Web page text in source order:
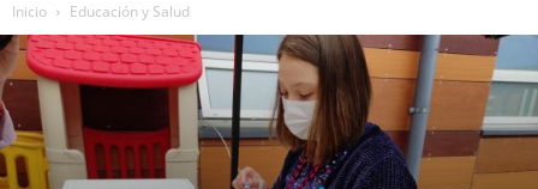
Inicio Educación y Salud